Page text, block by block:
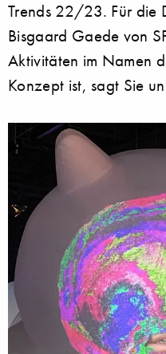
Trends 22/23. Für die
Bisgaard Gaede von
Aktivitäten im Namen
Konzept ist, sagt Sie